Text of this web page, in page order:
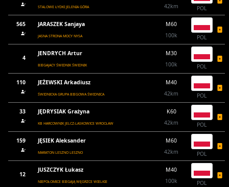
STALOWE ŁYDKI JELENIA GÓRA
42km
POL
565 JARASZEK Sanjaya
JASNA STRONA MOCY NYSA
M60
100k
POL
4
JENDRYCH Artur
BIEGAJACY ŚWIDNIK ŚWIDNIK
M30
100k
POL
110 JEŻEWSKI Arkadiusz
ŚWIDNICKA GRUPA BIEGOWA ŚWIDNICA
M40
42km
POL
33 JĘDRYSIAK Grażyna
KB HARCOWNIK JELCZ-LASKOWICE WROCŁAW
K60
42km
POL
159 JĘSIEK Aleksander
MARATON LESZNO LESZNO
M60
42km
POL
12
JUSZCZYK Łukasz
NIEPOŁOMICE BIEGAJĄ WĘGRZCE WIELKIE
M40
100k
POL